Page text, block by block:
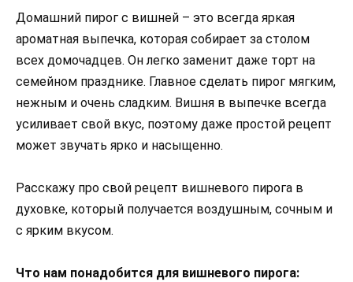
Домашний пирог с вишней – это всегда яркая
ароматная выпечка, которая собирает за столом
всех домочадцев. Он легко заменит даже торт на
семейном празднике. Главное сделать пирог мягким,
нежным и очень сладким. Вишня в выпечке всегда
усиливает свой вкус, поэтому даже простой рецепт
может звучать ярко и насыщенно.
Расскажу про свой рецепт вишневого пирога в
духовке, который получается воздушным, сочным и
с ярким вкусом.
Что нам понадобится для вишневого пирога: